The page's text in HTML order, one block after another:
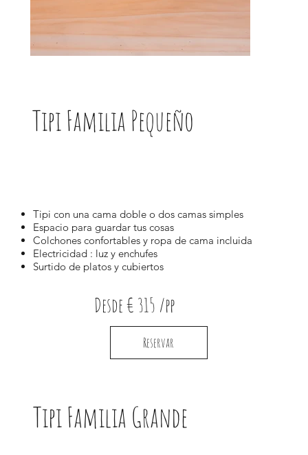
Tipi Familia Pequeño
Tipi con una cama doble o dos camas simples
Espacio para guardar tus cosas
Colchones confortables y ropa de cama incluida
Electricidad : luz y enchufes
Surtido de platos y cubiertos
Reservar
Desde € 315 /pp
Tipi Familia Grande